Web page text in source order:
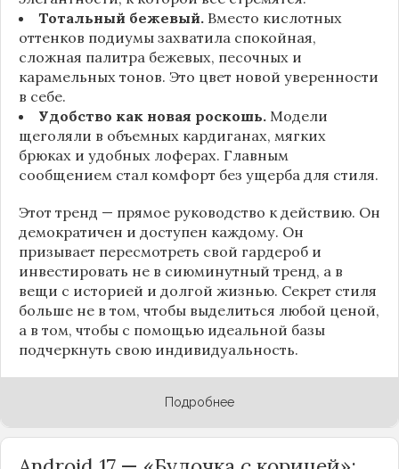
Тотальный бежевый. Вместо кислотных
оттенков подиумы захватила спокойная,
сложная палитра бежевых, песочных и
карамельных тонов. Это цвет новой уверенности
в себе.
Удобство как новая роскошь. Модели
щеголяли в объемных кардиганах, мягких
брюках и удобных лоферах. Главным
сообщением стал комфорт без ущерба для стиля.
Этот тренд — прямое руководство к действию. Он
демократичен и доступен каждому. Он
призывает пересмотреть свой гардероб и
инвестировать не в сиюминутный тренд, а в
вещи с историей и долгой жизнью. Секрет стиля
больше не в том, чтобы выделиться любой ценой,
а в том, чтобы с помощью идеальной базы
подчеркнуть свою индивидуальность.
Подробнее